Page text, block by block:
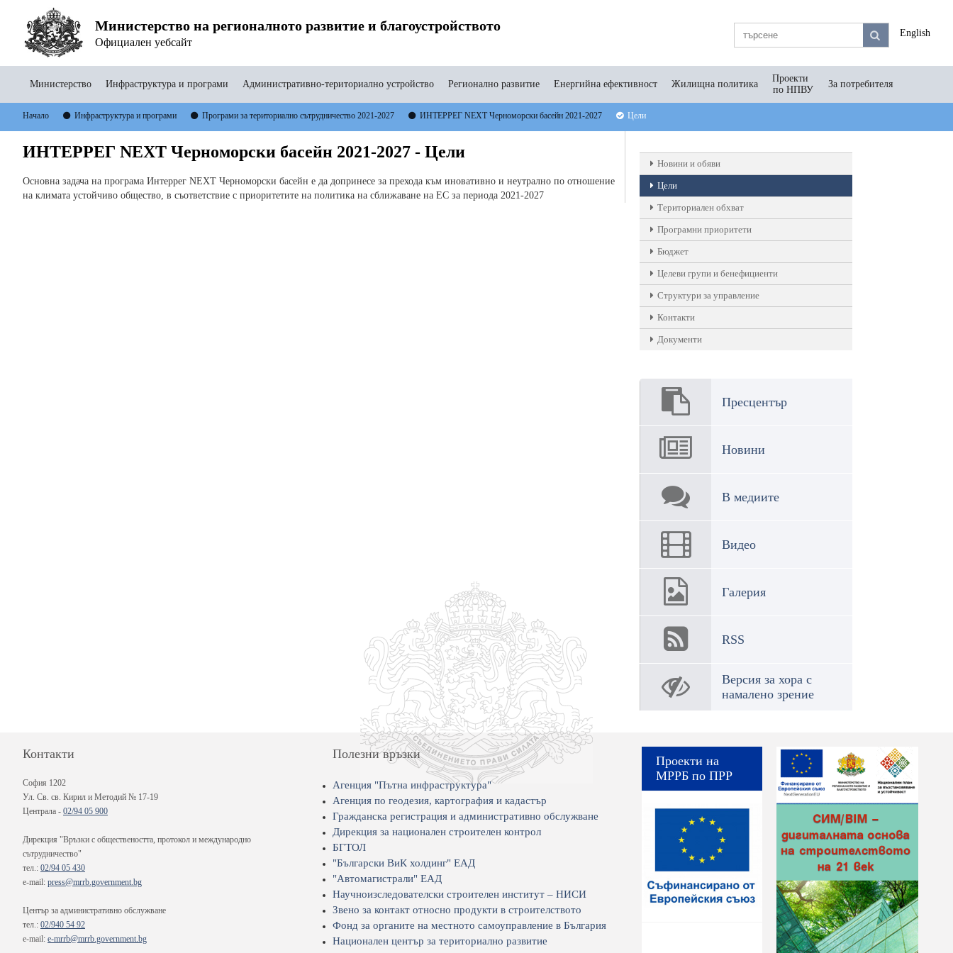
Министерство на регионалното развитие и благоустройството
Официален уебсайт
English
Министерство Инфраструктура и програми Административно-териториално устройство Регионално развитие Енергийна ефективност Жилищна политика
Проекти
по НПВУ
За потребителя
Начало Инфраструктура и програми Програми за териториално сътрудничество 2021-2027 ИНТЕРРЕГ NEXT Черноморски басейн 2021-2027 Цели
ИНТЕРРЕГ NEXT Черноморски басейн 2021-2027 - Цели
Основна задача на програма Интеррег NEXT Черноморски басейн е да допринесе за прехода към иновативно и неутрално по отношение
на климата устойчиво общество, в съответствие с приоритетите на политика на сближаване на ЕС за периода 2021-2027
Новини и обяви
Цели
Териториален обхват
Програмни приоритети
Бюджет
Целеви групи и бенефициенти
Структури за управление
Контакти
Документи
Пресцентър
Новини
В медиите
Видео
Галерия
RSS
Версия за хора с
намалено зрение
Контакти
София 1202
Ул. Св. св. Кирил и Методий № 17-19
Централа - 02/94 05 900
Дирекция "Връзки с обществеността, протокол и международно
сътрудничество"
тел.: 02/94 05 430
e-mail: press@mrrb.government.bg
Център за административно обслужване
тел.: 02/940 54 92
e-mail: e-mrrb@mrrb.government.bg
Полезни връзки
Агенция "Пътна инфраструктура"
Агенция по геодезия, картография и кадастър
Гражданска регистрация и административно обслужване
Дирекция за национален строителен контрол
БГТОЛ
"Български ВиК холдинг" ЕАД
"Автомагистрали" ЕАД
Научноизследователски строителен институт – НИСИ
Звено за контакт относно продукти в строителството
Фонд за органите на местното самоуправление в България
Национален център за териториално развитие
Проекти на
МРРБ по ПРР